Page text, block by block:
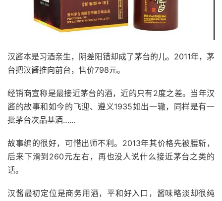
汉酱本是习酒亲生，阴差阳错却成了茅台的儿。2011年，茅
台把汉酱推向前台，售价798元。
经销商宣称是最接近茅台的酒，近的只有2度之差。当年汉
酱的故事和如今的飞迎、遵义1935如出一辙，同样是有一
批茅台次品基酒……
故事编的很好，可惜出师不利。2013年其价格先被腰斩，
后来下滑到260元左右，再也没人说什么接近茅台之类的
话。
汉酱最初定位是商务用酒，平和好入口，酱味略淡却很纯